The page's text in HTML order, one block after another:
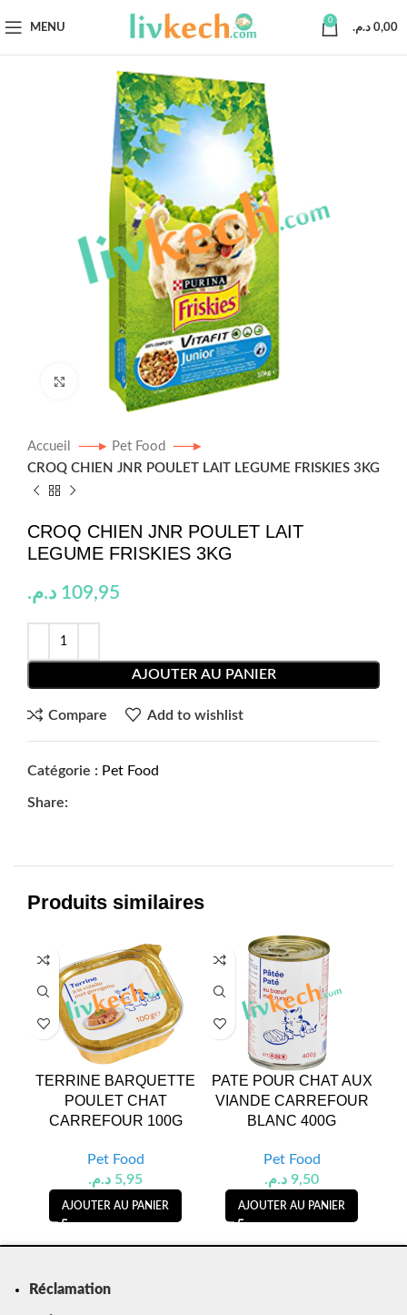
MENU
0
0,00 د.م.
Click to enlarge
Accueil
Pet Food
CROQ CHIEN JNR POULET LAIT LEGUME FRISKIES 3KG
CROQ CHIEN JNR POULET LAIT
LEGUME FRISKIES 3KG
109,95 د.م.
AJOUTER AU PANIER
Compare Add to wishlist
Catégorie : Pet Food
Share:
Produits similaires
TERRINE BARQUETTE
POULET CHAT
CARREFOUR 100G
Pet Food
5,95 د.م.
AJOUTER AU PANIER
PATE POUR CHAT AUX
VIANDE CARREFOUR
BLANC 400G
Pet Food
9,50 د.م.
AJOUTER AU PANIER
Réclamation